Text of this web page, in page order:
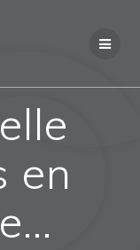
en